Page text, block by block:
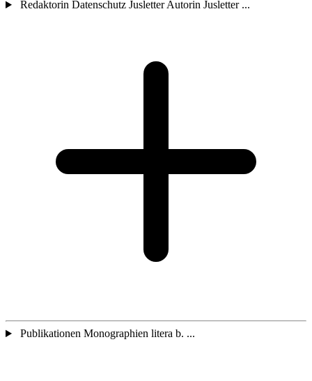
Redaktorin Datenschutz Jusletter Autorin Jusletter ...
Publikationen Monographien litera b. ...